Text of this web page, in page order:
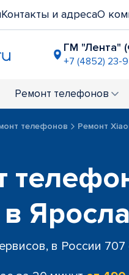
Контакты и адресаО
ГМ "Лента"
+7 (4852) 23-
+7 (4852)
Ремонт телефонов
телефонов Ремонт
в России 707